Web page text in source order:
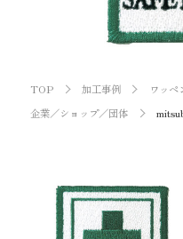
個人様
TOP 加工事例
ワッペ
企業／ショップ／団体